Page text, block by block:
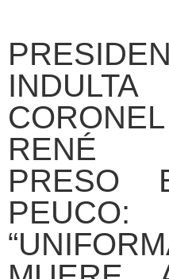
RENÉ
PRESO
PEUCO: